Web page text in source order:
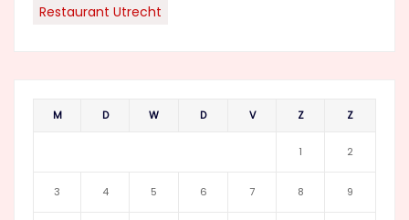
Restaurant Utrecht
M D W D V Z Z
1 2
3 4 5 6 7 8 9